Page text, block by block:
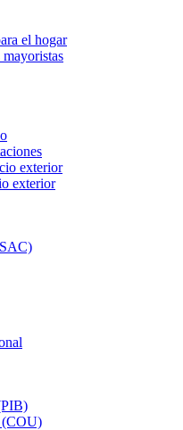
el hogar
exterior
exterior
(COU)